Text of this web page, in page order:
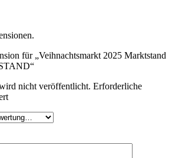
für „Veihnachtsmarkt 2025 Marktstand
nicht veröffentlicht. Erforderliche